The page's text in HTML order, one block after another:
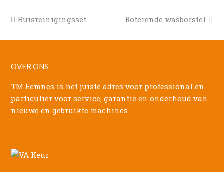
previous
Buisreinigingsset
next
Roterende wasborstel
OVER ONS
TM Eemnes is het juiste adres voor professional en
particulier voor service, garantie en onderhoud van
nieuwe en gebruikte machines.